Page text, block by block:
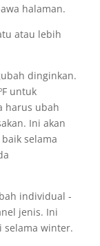
halaman.
atau lebih
dinginkan.
untuk
harus ubah
Ini akan
selama
individual -
jenis. Ini
selama winter.